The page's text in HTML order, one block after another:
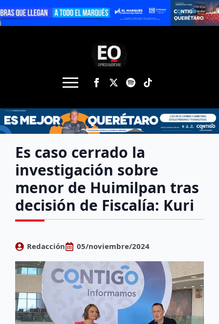
Es caso cerrado la
investigación sobre
menor de Huimilpan tras
decisión de Fiscalía: Kuri
Redacción 05/noviembre/2024